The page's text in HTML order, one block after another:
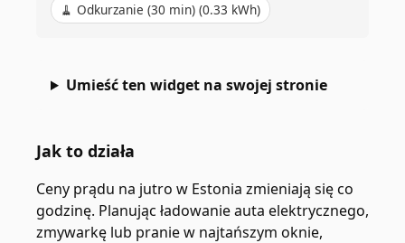
🧹 Odkurzanie (30 min) (0.33 kWh)
Umieść ten widget na swojej stronie
Jak to działa
Ceny prądu na jutro w Estonia zmieniają się co
godzinę. Planując ładowanie auta elektrycznego,
zmywarkę lub pranie w najtańszym oknie,